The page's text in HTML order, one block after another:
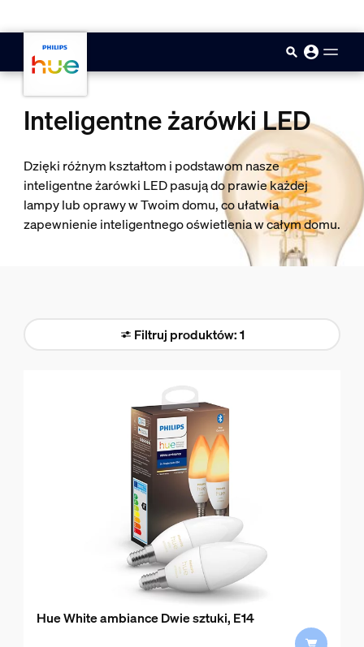
Inteligentne żarówki LED
Dzięki różnym kształtom i podstawom nasze
inteligentne żarówki LED pasują do prawie każdej
lampy lub oprawy w Twoim domu, co ułatwia
zapewnienie inteligentnego oświetlenia w całym domu.
Filtruj produktów: 1
Hue White ambiance Dwie sztuki, E14